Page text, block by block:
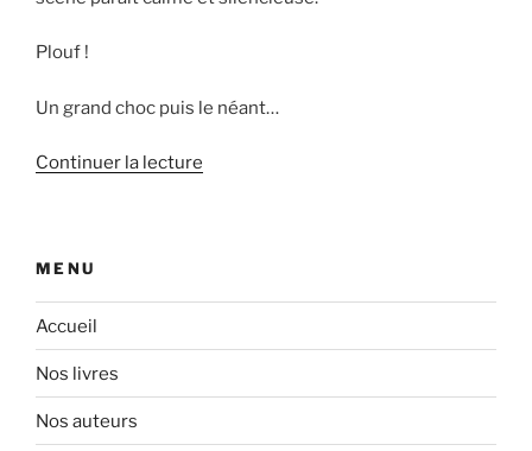
Plouf !
Un grand choc puis le néant…
Continuer la lecture
Papou
MENU
Accueil
Nos livres
Nos auteurs